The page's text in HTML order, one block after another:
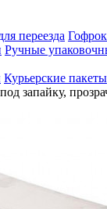
переезда
Ручные
Курьерские пакеты
запайку,